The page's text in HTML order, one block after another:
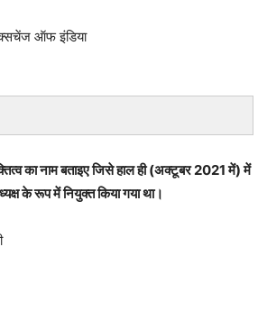
ऑफ इंडिया
का नाम बताइए जिसे हाल ही (अक्टूबर 2021 में) में
के रूप में नियुक्त किया गया था।